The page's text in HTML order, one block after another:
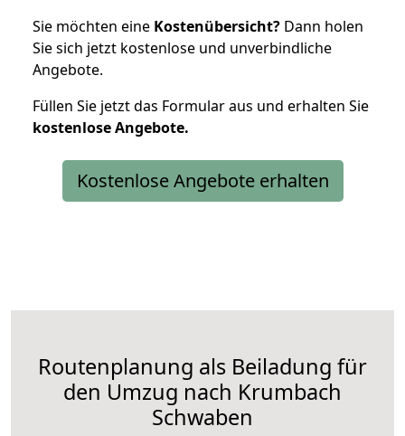
Sie möchten eine Kostenübersicht? Dann holen
Sie sich jetzt kostenlose und unverbindliche
Angebote.
Füllen Sie jetzt das Formular aus und erhalten Sie
kostenloseAngebote.
Kostenlose Angebote erhalten
Routenplanung als Beiladung für
den Umzug nach Krumbach
Schwaben